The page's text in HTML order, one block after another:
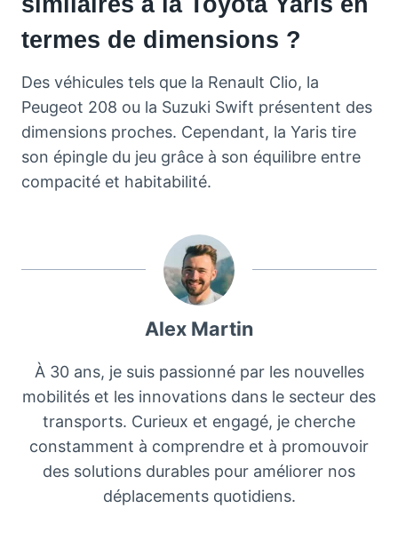
termes de dimensions ?
Des véhicules tels que la Renault Clio, la
Peugeot 208 ou la Suzuki Swift présentent des
dimensions proches. Cependant, la Yaris tire
son épingle du jeu grâce à son équilibre entre
compacité et habitabilité.
Alex Martin
À 30 ans, je suis passionné par les nouvelles
mobilités et les innovations dans le secteur des
transports. Curieux et engagé, je cherche
constamment à comprendre et à promouvoir
des solutions durables pour améliorer nos
déplacements quotidiens.